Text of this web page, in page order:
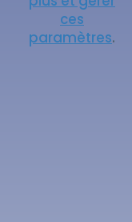
ces
paramètres.